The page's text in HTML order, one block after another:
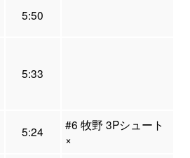
5:50
5:33
5:24
#6 牧野 3Pシュート
×